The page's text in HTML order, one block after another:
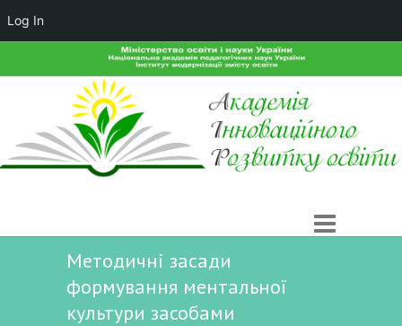
Методичні засади
формування ментальної
культури засобами
Log In